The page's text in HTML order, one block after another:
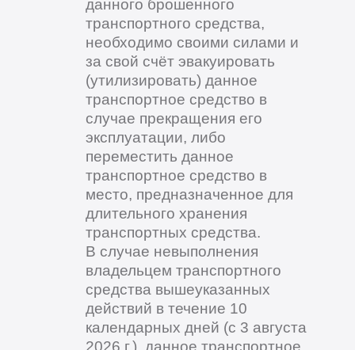
данного брошенного
транспортного средства,
необходимо своими силами и
за свой счёт эвакуировать
(утилизировать) данное
транспортное средство в
случае прекращения его
эксплуатации, либо
переместить данное
транспортное средство в
место, предназначенное для
длительного хранения
транспортных средства.
В случае невыполнения
владельцем транспортного
средства вышеуказанных
действий в течение 10
календарных дней (с 3 августа
2026 г.), данное транспортное